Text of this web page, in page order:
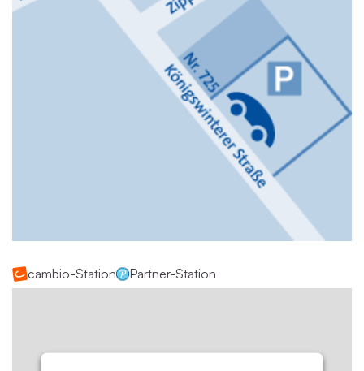
cambio-Station Partner-Station